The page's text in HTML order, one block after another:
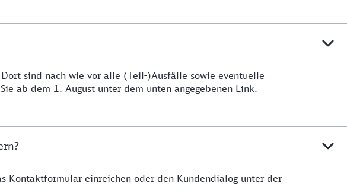
sind nach wie vor alle (Teil-)Ausfälle sowie eventuelle
ab dem 1. August unter dem unten angegebenen Link.
Kontaktformular einreichen oder den Kundendialog unter der